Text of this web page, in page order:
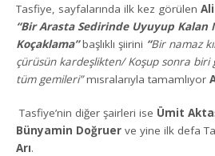
Tasfiye, sayfalarında ilk kez görülen
“Bir Arasta Sedirinde Uyuyup Kalan
Koçaklama”başlıklı şiirini “Bir namaz
çürüsün kardeşlikten/ Koşup sonra biri
tüm gemileri”mısralarıyla tamamlıyor
Tasfiye’nin diğer şairleri ise Ümit
Bünyamin Doğruer ve yine ilk defa
Arı.